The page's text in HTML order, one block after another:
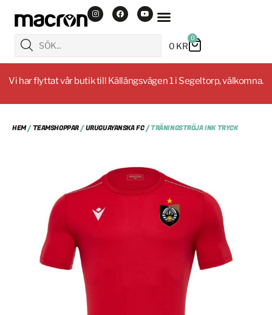
0 KR
0
Vi har flyttat vår butik till Källängsvägen 1 i Segeltorp, välkomna.
HEM/TEAMSHOPPAR/URUGUAYANSKA FC/ TRÄNINGSTRÖJA INK TRYCK